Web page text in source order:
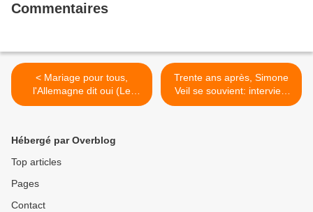
Commentaires
< Mariage pour tous,
l'Allemagne dit oui (Le
Télégramme, 1er juillet
Trente ans après, Simone
Veil se souvient: interview
de Simone Veil par
Hébergé par Overblog
Top articles
Pages
Contact